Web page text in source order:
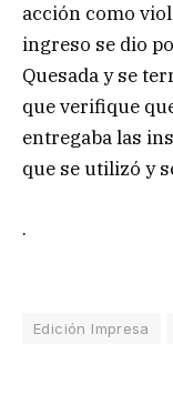
acción como
ingreso se dio
Quesada y se
que verifique
entregaba las
que se utilizó y
.
Edición Impresa